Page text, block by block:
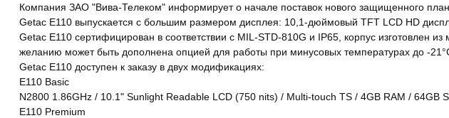
Компания ЗАО "Вива-Телеком" информирует о начале поставок нового защищенного
Getac E110 выпускается с большим размером дисплея: 10,1-дюймовый TFT LCD HD
Getac E110 сертифицирован в соответствии с MIL-STD-810G и IP65, корпус изготовлен
желанию может быть дополнена опцией для работы при минусовых температурах до -
Getac E110 доступен к заказу в двух модификациях:
E110 Basic
N2800 1.86GHz / 10.1" Sunlight Readable LCD (750 nits) / Multi-touch TS / 4GB RAM /
E110 Premium